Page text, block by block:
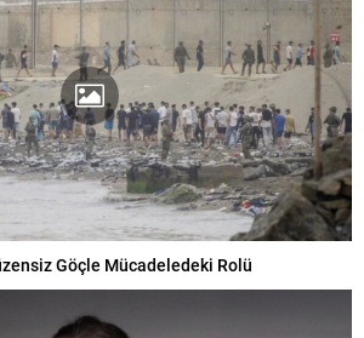
Göçle Mücadeledeki Rolü